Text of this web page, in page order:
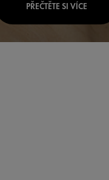
PŘEČTĚTE SI VÍCE